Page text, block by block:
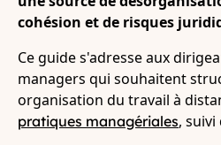
cohésion et de risques
Ce guide s'adresse aux
managers qui souhaitent
organisation du travail à
pratiques managériales,